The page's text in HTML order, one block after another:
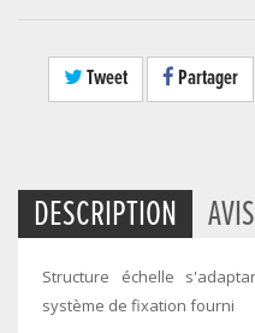
Tweet Partager
DESCRIPTION AVIS
Structure échelle
système de fixation fourni